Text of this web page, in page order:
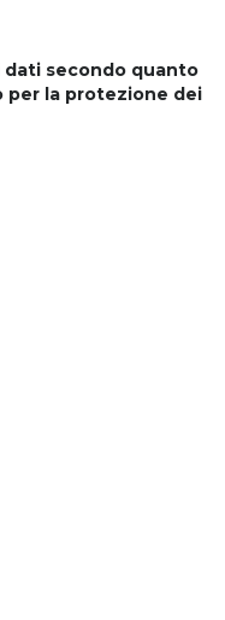
secondo quanto
per la protezione dei